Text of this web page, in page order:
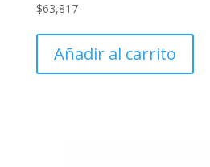
$63,817
Añadir al carrito